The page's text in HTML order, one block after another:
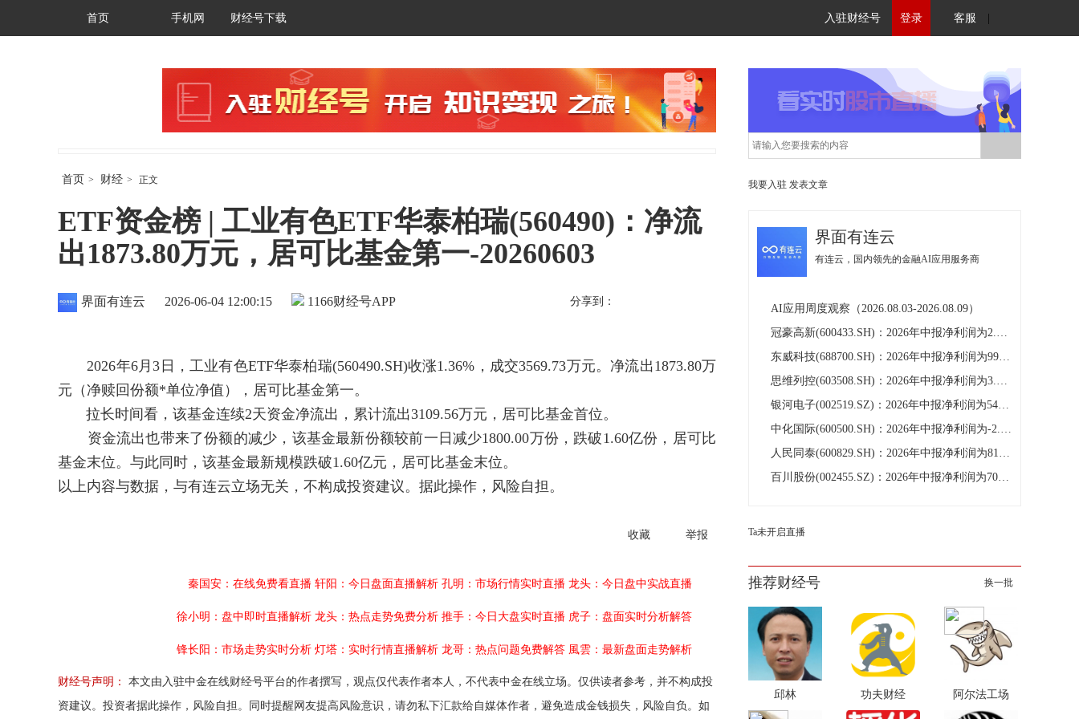
首页 手机网 财经号下载 入驻财经号 登录 客服
首页 > 财经 > 正文
ETF资金榜 | 工业有色ETF华泰柏瑞(560490)：净流
出1873.80万元，居可比基金第一-20260603
财经号APP
界面有连云 2026-06-04 12:00:15 1166 分享到：
2026年6月3日，工业有色ETF华泰柏瑞(560490.SH)收涨1.36%，成交3569.73万元。净流出1873.80万
元（净赎回份额*单位净值），居可比基金第一。
拉长时间看，该基金连续2天资金净流出，累计流出3109.56万元，居可比基金首位。
资金流出也带来了份额的减少，该基金最新份额较前一日减少1800.00万份，跌破1.60亿份，居可比
基金末位。与此同时，该基金最新规模跌破1.60亿元，居可比基金末位。
以上内容与数据，与有连云立场无关，不构成投资建议。据此操作，风险自担。
收藏 举报
秦国安：在线免费看直播 轩阳：今日盘面直播解析 孔明：市场行情实时直播 龙头：今日盘中实战直播
徐小明：盘中即时直播解析 龙头：热点走势免费分析 推手：今日大盘实时直播 虎子：盘面实时分析解答
锋长阳：市场走势实时分析 灯塔：实时行情直播解析 龙哥：热点问题免费解答 風雲：最新盘面走势解析
财经号声明：
本文由入驻中金在线财经号平台的作者撰写，观点仅代表作者本人，不代表中金在线立场。仅供读者参考，并不构成投
资建议。投资者据此操作，风险自担。同时提醒网友提高风险意识，请勿私下汇款给自媒体作者，避免造成金钱损失，风险自负。如
我要入驻 发表文章
界面有连云
有连云，国内领先的金融AI应用服务商
AI应用周度观察（2026.08.03-2026.08.09）
冠豪高新(600433.SH)：2026年中报净利润为2.13亿元，同比扭亏为盈
东威科技(688700.SH)：2026年中报净利润为9912.17万元
思维列控(603508.SH)：2026年中报净利润为3.18亿元
银河电子(002519.SZ)：2026年中报净利润为544.12万元
中化国际(600500.SH)：2026年中报净利润为-2.81亿元，同比亏损缩小
人民同泰(600829.SH)：2026年中报净利润为8100.14万元、同比较去年同期上涨11.60%
百川股份(002455.SZ)：2026年中报净利润为7076.63万元
Ta未开启直播
推荐财经号 换一批
邱林 功夫财经 阿尔法工场